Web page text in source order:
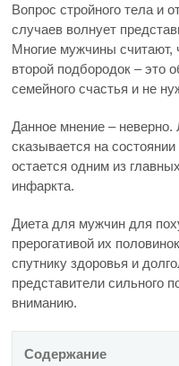
Вопрос стройного тела и
случаев волнует
Многие мужчины считают,
второй подбородок – это
семейного счастья и не
Данное мнение – неверно.
сказывается на
остается одним из
инфаркта.
Диета для мужчин для
прерогативой их
спутнику здоровья и
представители сильного
вниманию.
Содержание